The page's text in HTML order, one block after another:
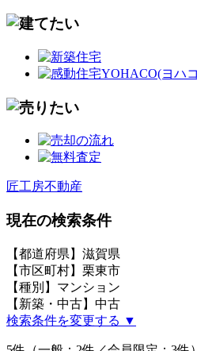
匠工房不動産
現在の検索条件
【都道府県】滋賀県
【市区町村】栗東市
【種別】マンション
【新築・中古】中古
検索条件を変更する ▼